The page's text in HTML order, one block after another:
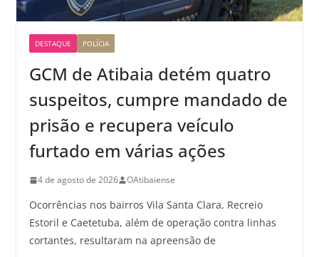
DESTAQUE POLÍCIA
GCM de Atibaia detém quatro
suspeitos, cumpre mandado de
prisão e recupera veículo
furtado em várias ações
4 de agosto de 2026 OAtibaiense
Ocorrências nos bairros Vila Santa Clara, Recreio
Estoril e Caetetuba, além de operação contra linhas
cortantes, resultaram na apreensão de